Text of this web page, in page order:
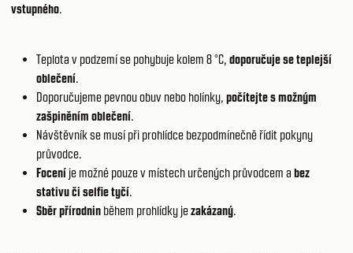
vstupného.
Teplota v podzemí se pohybuje kolem 8 °C, doporučuje se teplejší
oblečení.
Doporučujeme pevnou obuv nebo holínky, počítejte s možným
zašpiněním oblečení.
Návštěvník se musí při prohlídce bezpodmínečně řídit pokyny
průvodce.
Focení je možné pouze v místech určených průvodcem a bez
stativu či selfie tyčí.
Sběr přírodnin během prohlídky jezakázaný.